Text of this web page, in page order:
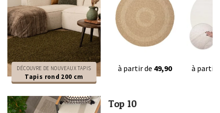
DÉCOUVRE DE NOUVEAUX TAPIS
Tapis rond 200 cm
à partir de 49,90 à partir
Top 10